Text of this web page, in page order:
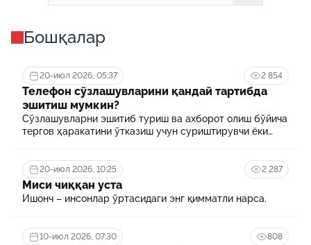
Бошқалар
20-июл 2026, 05:37 2 854
Телефон сўзлашувларини қандай тартибда
эшитиш мумкин?
Сўзлашувларни эшитиб туриш ва ахборот олиш бўйича
тергов ҳаракатини ўтказиш учун суриштирувчи ёки
20-июл 2026, 10:25 2 287
Миси чиққан уста
Ишонч – инсонлар ўртасидаги энг қимматли нарса.
10-июл 2026, 07:30 808